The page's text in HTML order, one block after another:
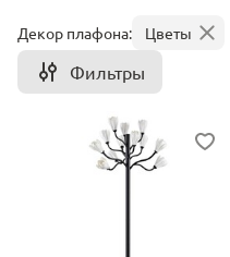
Декор плафона: Цветы
Фильтры